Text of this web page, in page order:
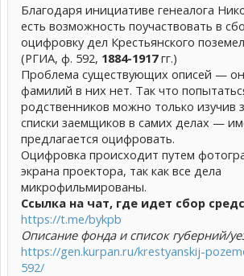
Благодаря инициативе генеалога
есть возможность поучаствовать в
оцифровку дел Крестьянского
(РГИА, ф. 592, 1884-1917гг.)
Проблема существующих описей —
фамилий в них нет. Так что
родственников можно только изучив
списки заемщиков в самих делах —
предлагается оцифровать.
Оцифровка происходит путем
экрана проектора, так как все дела
микрофильмированы.
Ссылка на чат, где идет сбор
https://t.me/bykpb
Описание фонда и список губерний/
https://gen.kurpan.ru/krestyanskij-
592/